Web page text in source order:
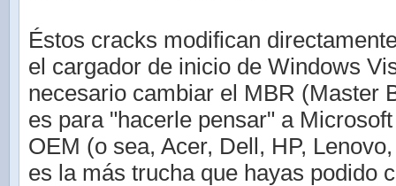
Éstos cracks modifican
el cargador de inicio de Windows
necesario cambiar el MBR (Master
es para "hacerle pensar" a
OEM (o sea, Acer, Dell, HP,
es la más trucha que hayas podido